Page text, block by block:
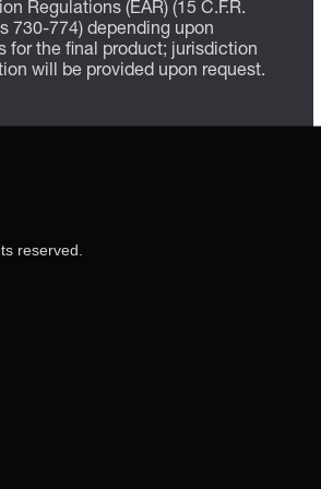
Regulations (EAR) (15 C.F.R.
730-774) depending upon
for the final product; jurisdiction
will be provided upon request.
reserved.